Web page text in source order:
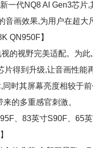
一代NQ8 AI Gen3芯
音画效果,为用户在超
QN950F】
视野完美适配。为此,
得到升级,让音画性
时其屏幕亮度相较于
的多重感官刺激。
、83英寸S90F、65英